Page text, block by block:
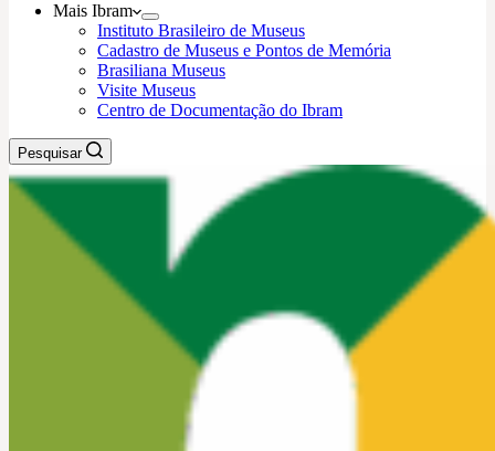
Mais Ibram
Instituto Brasileiro de Museus
Cadastro de Museus e Pontos de Memória
Brasiliana Museus
Visite Museus
Centro de Documentação do Ibram
Pesquisar